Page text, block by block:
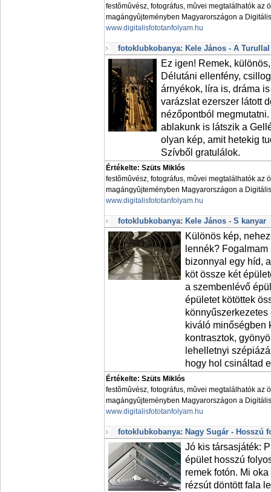
festõmûvész, fotográfus, mûvei megtalálhatók az
magángyûjteményben Magyarországon a
www.digitalisfototanfolyam.hu
fotoklubkobanya: Kele János - A
Ez igen! Remek,
Délutáni ellenfény,
árnyékok, líra is, dráma
varázslat ezerszer látott
nézőpontból
ablakunk is látszik a
olyan kép, amit hetekig
Szívből gratulálok.
Értékelte: Szüts Miklós
festõmûvész, fotográfus, mûvei megtalálhatók az
magángyûjteményben Magyarországon a
www.digitalisfototanfolyam.hu
fotoklubkobanya: Kele János - S kanyar
Különös kép,
lennék?
bizonnyal egy híd,
köt össze két
a szembenlévő
épületet kötöttek
kiváló minőségben
kontrasztok,
lehelletnyi
hogy hol csináltad
Értékelte: Szüts Miklós
festõmûvész, fotográfus, mûvei megtalálhatók az
magángyûjteményben Magyarországon a
www.digitalisfototanfolyam.hu
fotoklubkobanya: Nagy Sugár - Hosszú
Jó kis társasjáték:
épület hosszú
remek fotón. Mi
rézsút döntött fala